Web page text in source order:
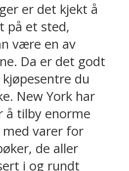
er det kjekt å
på et sted,
være en av
Da er det godt
du
New York har
å tilby enorme
varer for
de aller
i og rundt